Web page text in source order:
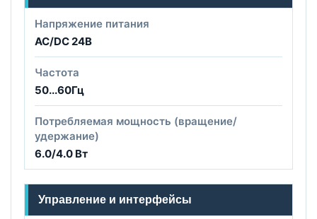
Напряжение питания
AC/DC 24B
Частота
50...60Гц
Потребляемая мощность (вращение/
удержание)
6.0/4.0 Вт
Управление и интерфейсы